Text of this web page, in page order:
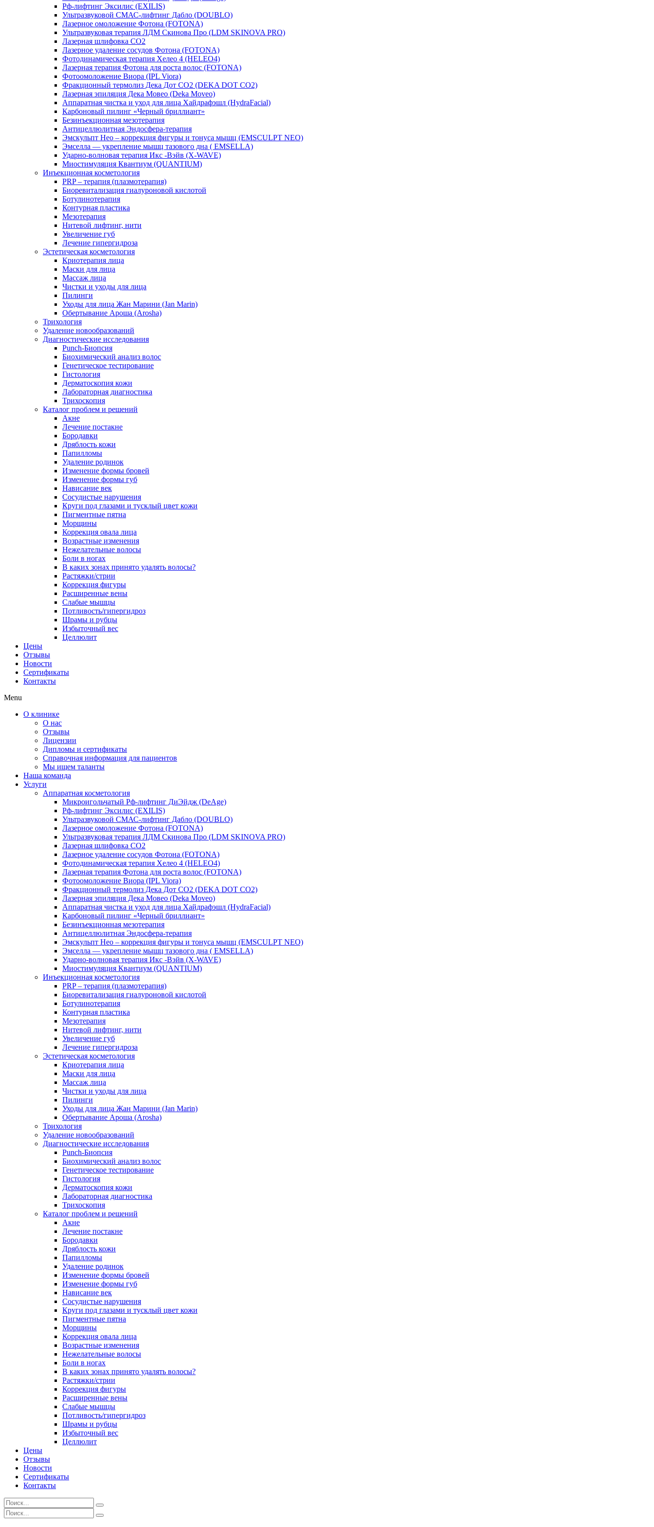
Рф-лифтинг Эксилис (EXILIS)
Ультразвуковой СМАС-лифтинг Дабло (DOUBLO)
Лазерное омоложение Фотона (FOTONA)
Ультразвуковая терапия ЛДМ Скинова Про (LDM SKINOVA PRO)
Лазерная шлифовка CO2
Лазерное удаление сосудов Фотона (FOTONA)
Фотодинамическая терапия Хелео 4 (HELEO4)
Лазерная терапия Фотона для роста волос (FOTONA)
Фотоомоложение Виора (IPL Viora)
Фракционный термолиз Дека Дот СО2 (DEKA DOT CO2)
Лазерная эпиляция Дека Мовео (Deka Moveo)
Аппаратная чистка и уход для лица Хайдрафэшл (HydraFacial)
Карбоновый пилинг «Черный бриллиант»
Безинъекционная мезотерапия
Антицеллюлитная Эндосфера-терапия
Эмскульпт Нео – коррекция фигуры и тонуса мышц (EMSCULPT NEO)
Эмселла — укрепление мышц тазового дна ( EMSELLA)
Ударно-волновая терапия Икс -Вэйв (X-WAVE)
Миостимуляция Квантиум (QUANTIUM)
Инъекционная косметология
PRP – терапия (плазмотерапия)
Биоревитализация гиалуроновой кислотой
Ботулинотерапия
Контурная пластика
Мезотерапия
Нитевой лифтинг, нити
Увеличение губ
Лечение гипергидроза
Эстетическая косметология
Криотерапия лица
Маски для лица
Массаж лица
Чистки и уходы для лица
Пилинги
Уходы для лица Жан Марини (Jan Marin)
Обертывание Ароша (Arosha)
Трихология
Удаление новообразований
Диагностические исследования
Punch-Биопсия
Биохимический анализ волос
Генетическое тестирование
Гистология
Дерматоскопия кожи
Лабораторная диагностика
Трихоскопия
Каталог проблем и решений
Акне
Лечение постакне
Бородавки
Дряблость кожи
Папилломы
Удаление родинок
Изменение формы бровей
Изменение формы губ
Нависание век
Сосудистые нарушения
Круги под глазами и тусклый цвет кожи
Пигментные пятна
Морщины
Коррекция овала лица
Возрастные изменения
Нежелательные волосы
Боли в ногах
В каких зонах принято удалять волосы?
Растяжки/стрии
Коррекция фигуры
Расширенные вены
Слабые мышцы
Потливость/гипергидроз
Шрамы и рубцы
Избыточный вес
Целлюлит
Цены
Отзывы
Новости
Сертификаты
Контакты
Menu
О клинике
О нас
Отзывы
Лицензии
Дипломы и сертификаты
Справочная информация для пациентов
Мы ищем таланты
Наша команда
Услуги
Аппаратная косметология
Микроигольчатый Рф-лифтинг ДиЭйдж (DeAge)
Рф-лифтинг Эксилис (EXILIS)
Ультразвуковой СМАС-лифтинг Дабло (DOUBLO)
Лазерное омоложение Фотона (FOTONA)
Ультразвуковая терапия ЛДМ Скинова Про (LDM SKINOVA PRO)
Лазерная шлифовка CO2
Лазерное удаление сосудов Фотона (FOTONA)
Фотодинамическая терапия Хелео 4 (HELEO4)
Лазерная терапия Фотона для роста волос (FOTONA)
Фотоомоложение Виора (IPL Viora)
Фракционный термолиз Дека Дот СО2 (DEKA DOT CO2)
Лазерная эпиляция Дека Мовео (Deka Moveo)
Аппаратная чистка и уход для лица Хайдрафэшл (HydraFacial)
Карбоновый пилинг «Черный бриллиант»
Безинъекционная мезотерапия
Антицеллюлитная Эндосфера-терапия
Эмскульпт Нео – коррекция фигуры и тонуса мышц (EMSCULPT NEO)
Эмселла — укрепление мышц тазового дна ( EMSELLA)
Ударно-волновая терапия Икс -Вэйв (X-WAVE)
Миостимуляция Квантиум (QUANTIUM)
Инъекционная косметология
PRP – терапия (плазмотерапия)
Биоревитализация гиалуроновой кислотой
Ботулинотерапия
Контурная пластика
Мезотерапия
Нитевой лифтинг, нити
Увеличение губ
Лечение гипергидроза
Эстетическая косметология
Криотерапия лица
Маски для лица
Массаж лица
Чистки и уходы для лица
Пилинги
Уходы для лица Жан Марини (Jan Marin)
Обертывание Ароша (Arosha)
Трихология
Удаление новообразований
Диагностические исследования
Punch-Биопсия
Биохимический анализ волос
Генетическое тестирование
Гистология
Дерматоскопия кожи
Лабораторная диагностика
Трихоскопия
Каталог проблем и решений
Акне
Лечение постакне
Бородавки
Дряблость кожи
Папилломы
Удаление родинок
Изменение формы бровей
Изменение формы губ
Нависание век
Сосудистые нарушения
Круги под глазами и тусклый цвет кожи
Пигментные пятна
Морщины
Коррекция овала лица
Возрастные изменения
Нежелательные волосы
Боли в ногах
В каких зонах принято удалять волосы?
Растяжки/стрии
Коррекция фигуры
Расширенные вены
Слабые мышцы
Потливость/гипергидроз
Шрамы и рубцы
Избыточный вес
Целлюлит
Цены
Отзывы
Новости
Сертификаты
Контакты